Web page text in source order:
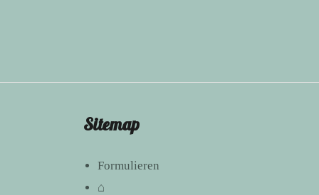
Sitemap
Formulieren
⌂